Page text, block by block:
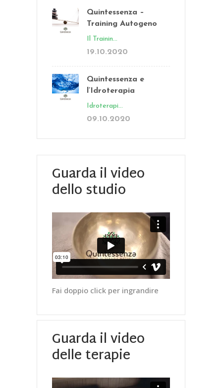
Quintessenza –
Training Autogeno
Il Trainin...
19.10.2020
Quintessenza e
l’Idroterapia
Idroterapi...
09.10.2020
Guarda il video
dello studio
Fai doppio click per ingrandire
Guarda il video
delle terapie